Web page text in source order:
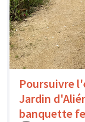
Poursuivre
Jardin
banquette